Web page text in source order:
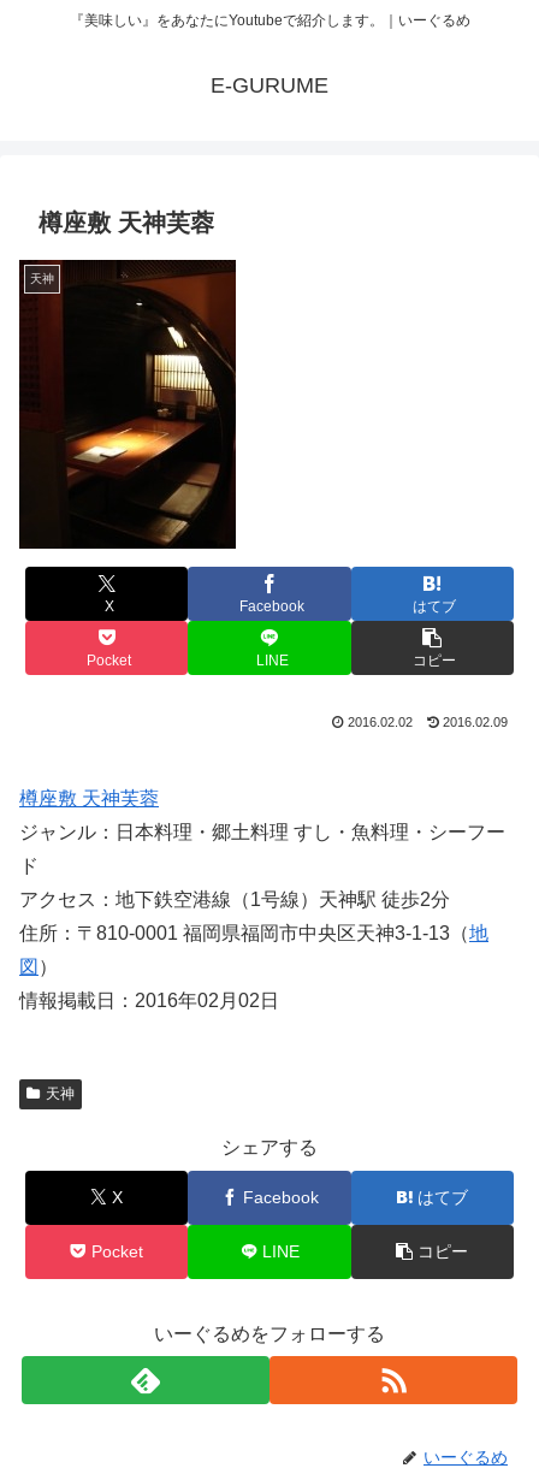
『美味しい』をあなたにYoutubeで紹介します。｜いーぐるめ
E-GURUME
樽座敷 天神芙蓉
天神
X Facebook はてブ
Pocket LINE コピー
2016.02.02 2016.02.09
樽座敷 天神芙蓉
ジャンル：日本料理・郷土料理 すし・魚料理・シーフー
ド
アクセス：地下鉄空港線（1号線）天神駅 徒歩2分
住所：〒810-0001 福岡県福岡市中央区天神3-1-13（地
図 ）
情報掲載日：2016年02月02日
天神
シェアする
X Facebook はてブ
Pocket LINE コピー
いーぐるめをフォローする
いーぐるめ